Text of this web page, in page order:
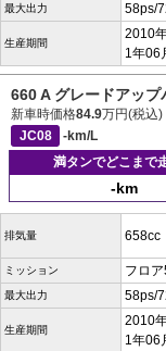
最大出力 58ps/
生産期間
2010
1年06
660 A グレードアッ
新車時価格84.9万円(税込)
JC08
-km/L
満タンでどこまで
-km
排気量 658cc
ミッション フロ
最大出力 58ps/
生産期間
2010
1年06